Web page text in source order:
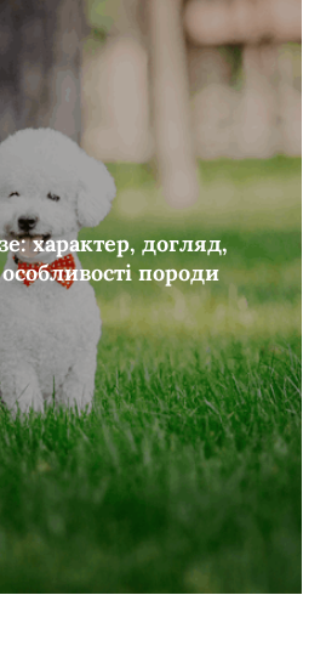
характер, догляд,
особливості породи